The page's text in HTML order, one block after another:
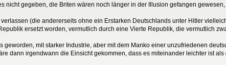
gegeben, die Briten wären noch länger in der Illusion gefangen
(die andererseits ohne ein Erstarken Deutschlands unter Hitler
ersetzt worden, vermutlich durch eine Vierte Republik, die vermutlich
mit starker Industrie, aber mit dem Manko einer unzufriedenen
dann irgendwann die Einsicht gekommen, dass es miteinander leichter ist